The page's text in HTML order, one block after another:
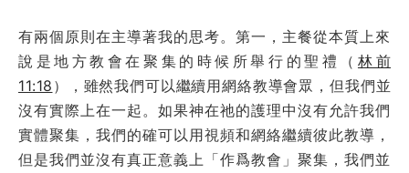
有兩個原則在主導著我的思考。第一，主餐從本質上來
說是地方教會在聚集的時候所舉行的聖禮（ 林前
11:18 ），雖然我們可以繼續用網絡教導會眾，但我們並
沒有實際上在一起。如果神在祂的護理中沒有允許我們
實體聚集，我們的確可以用視頻和網絡繼續彼此教導，
但是我們並沒有真正意義上「作爲教會」聚集，我們並